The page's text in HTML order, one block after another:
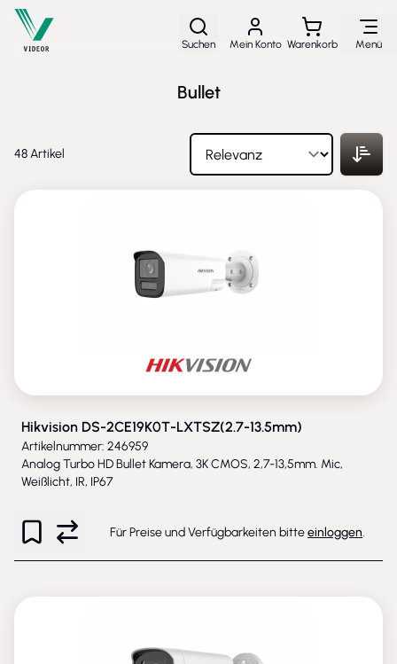
Direkt zum Inhalt
Suchen Mein Konto Warenkorb Menü
Bullet
48Artikel
Hikvision DS-2CE19K0T-LXTSZ(2.7-13.5mm)
Artikelnummer: 246959
Analog Turbo HD Bullet Kamera, 3K CMOS, 2,7-13,5mm. Mic,
Weißlicht, IR, IP67
Für Preise und Verfügbarkeiten bitteeinloggen.